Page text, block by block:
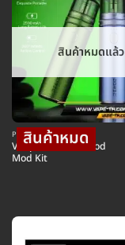
สินค้าหมดแล้ว
POD พอตบุหรี่ไฟฟ้า
Voopoo Doric 60 Pod
Mod Kit